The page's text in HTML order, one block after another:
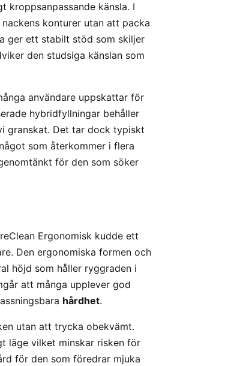
kroppsanpassande känsla. I
konturer utan att packa
ger ett stabilt stöd som skiljer
den studsiga känslan som
användare uppskattar för
hybridfyllningar behåller
granskat. Det tar dock typiskt
som återkommer i flera
för den som söker
Ergonomisk kudde ett
Den ergonomiska formen och
höjd som håller ryggraden i
att många upplever god
hårdhet.
utan att trycka obekvämt.
läge vilket minskar risken för
för den som föredrar mjuka